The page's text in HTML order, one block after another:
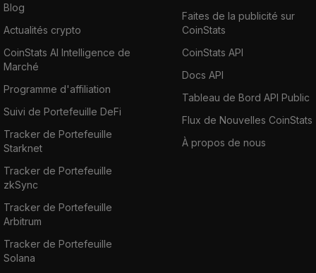
Blog
Actualités crypto
CoinStats AI Intelligence de
Marché
Programme d'affiliation
Suivi de Portefeuille DeFi
Tracker de Portefeuille
Starknet
Tracker de Portefeuille
zkSync
Tracker de Portefeuille
Arbitrum
Tracker de Portefeuille
Solana
Faites de la publicité sur
CoinStats
CoinStats API
Docs API
Tableau de Bord API Public
Flux de Nouvelles CoinStats
À propos de nous